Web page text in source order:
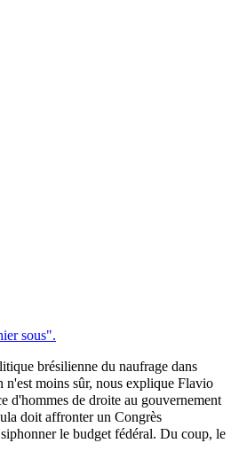
sous".
brésilienne du naufrage dans
n'est moins sûr, nous explique Flavio
d'hommes de droite au gouvernement
doit affronter un Congrès
le budget fédéral. Du coup, le